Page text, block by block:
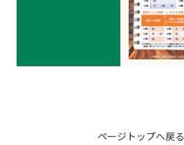
ページトップへ戻る